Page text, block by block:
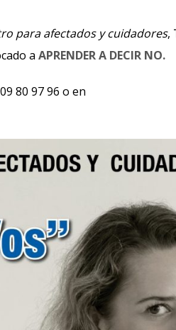
para afectados y cuidadores,
a APRENDER A DECIR NO.
80 97 96 o en